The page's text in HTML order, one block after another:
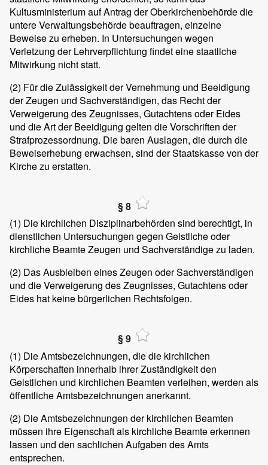
Kultusministerium auf Antrag der Oberkirchenbehörde die
untere Verwaltungsbehörde beauftragen, einzelne
Beweise zu erheben. In Untersuchungen wegen
Verletzung der Lehrverpflichtung findet eine staatliche
Mitwirkung nicht statt.
(2) Für die Zulässigkeit der Vernehmung und Beeidigung
der Zeugen und Sachverständigen, das Recht der
Verweigerung des Zeugnisses, Gutachtens oder Eides
und die Art der Beeidigung gelten die Vorschriften der
Strafprozessordnung. Die baren Auslagen, die durch die
Beweiserhebung erwachsen, sind der Staatskasse von der
Kirche zu erstatten.
§ 8
(1) Die kirchlichen Disziplinarbehörden sind berechtigt, in
dienstlichen Untersuchungen gegen Geistliche oder
kirchliche Beamte Zeugen und Sachverständige zu laden.
(2) Das Ausbleiben eines Zeugen oder Sachverständigen
und die Verweigerung des Zeugnisses, Gutachtens oder
Eides hat keine bürgerlichen Rechtsfolgen.
§ 9
(1) Die Amtsbezeichnungen, die die kirchlichen
Körperschaften innerhalb ihrer Zuständigkeit den
Geistlichen und kirchlichen Beamten verleihen, werden als
öffentliche Amtsbezeichnungen anerkannt.
(2) Die Amtsbezeichnungen der kirchlichen Beamten
müssen ihre Eigenschaft als kirchliche Beamte erkennen
lassen und den sachlichen Aufgaben des Amts
entsprechen.